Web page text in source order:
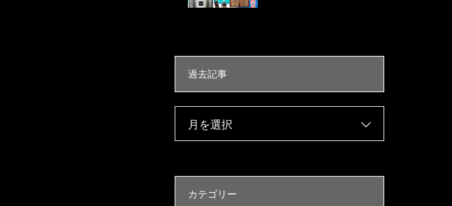
過去記事
月を選択
カテゴリー